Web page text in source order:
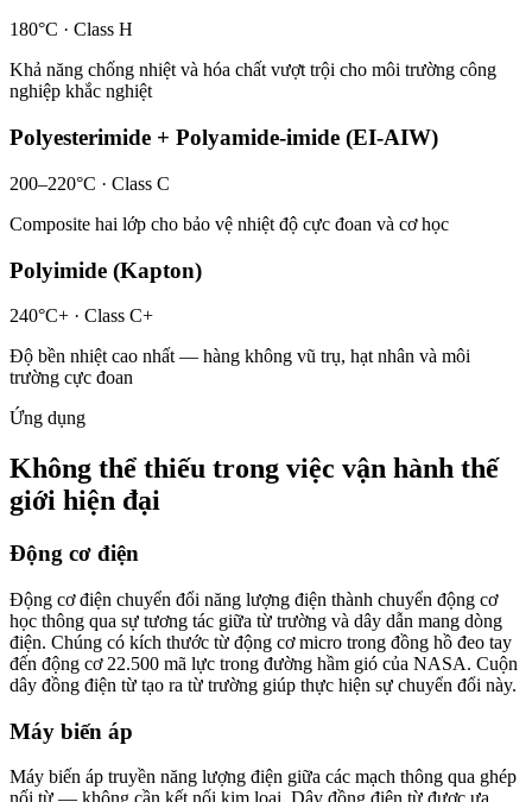
180°C · Class H
Khả năng chống nhiệt và hóa chất vượt trội cho môi trường công
nghiệp khắc nghiệt
Polyesterimide + Polyamide-imide (EI-AIW)
200–220°C · Class C
Composite hai lớp cho bảo vệ nhiệt độ cực đoan và cơ học
Polyimide (Kapton)
240°C+ · Class C+
Độ bền nhiệt cao nhất — hàng không vũ trụ, hạt nhân và môi
trường cực đoan
Ứng dụng
Không thể thiếu trong việc vận hành thế
giới hiện đại
Động cơ điện
Động cơ điện chuyển đổi năng lượng điện thành chuyển động cơ
học thông qua sự tương tác giữa từ trường và dây dẫn mang dòng
điện. Chúng có kích thước từ động cơ micro trong đồng hồ đeo tay
đến động cơ 22.500 mã lực trong đường hầm gió của NASA. Cuộn
dây đồng điện từ tạo ra từ trường giúp thực hiện sự chuyển đổi này.
Máy biến áp
Máy biến áp truyền năng lượng điện giữa các mạch thông qua ghép